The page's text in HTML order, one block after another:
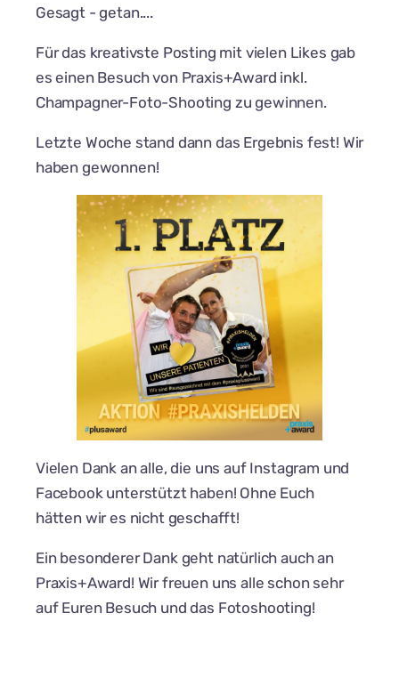
Gesagt - getan....
Für das kreativste Posting mit vielen Likes gab
es einen Besuch von Praxis+Award inkl.
Champagner-Foto-Shooting zu gewinnen.
Letzte Woche stand dann das Ergebnis fest! Wir
haben gewonnen!
Vielen Dank an alle, die uns auf Instagram und
Facebook unterstützt haben! Ohne Euch
hätten wir es nicht geschafft!
Ein besonderer Dank geht natürlich auch an
Praxis+Award! Wir freuen uns alle schon sehr
auf Euren Besuch und das Fotoshooting!